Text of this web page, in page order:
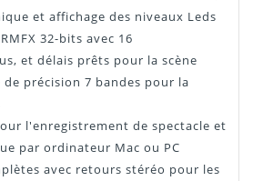
et affichage des niveaux Leds
32-bits avec 16
et délais prêts pour la scène
précision 7 bandes pour la
l'enregistrement de spectacle et
par ordinateur Mac ou PC
avec retours stéréo pour les